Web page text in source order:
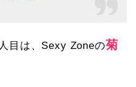
目は、Sexy Zoneの菊